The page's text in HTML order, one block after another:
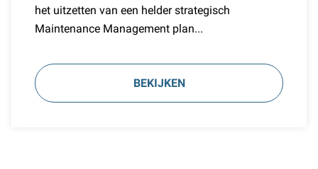
het uitzetten van een helder strategisch
Maintenance Management plan...
BEKIJKEN